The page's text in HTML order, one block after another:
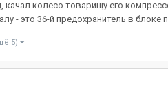
колесо товарищу его
- это 36-й предохранитель в блоке
5)